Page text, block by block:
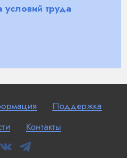
труда
Поддержка
Контакты